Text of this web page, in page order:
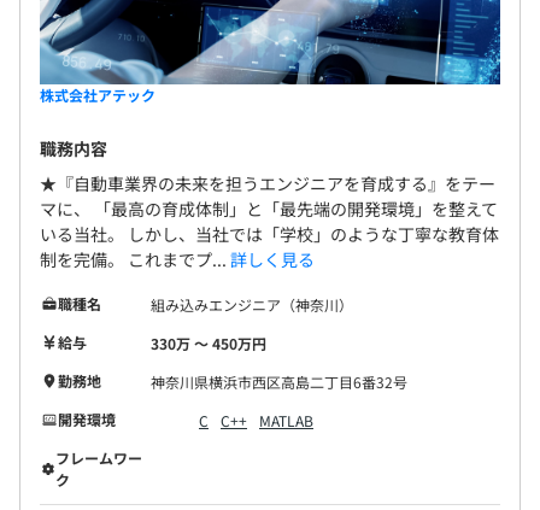
株式会社アテック
職務内容
★『自動車業界の未来を担うエンジニアを育成する』をテー
マに、 「最高の育成体制」と「最先端の開発環境」を整えて
いる当社。 しかし、当社では「学校」のような丁寧な教育体
制を完備。 これまでプ... 詳しく見る
職種名
組み込みエンジニア（神奈川）
給与
330万 〜 450万円
勤務地
神奈川県横浜市西区高島二丁目6番32号
開発環境
C C++
MATLAB
フレームワー
ク